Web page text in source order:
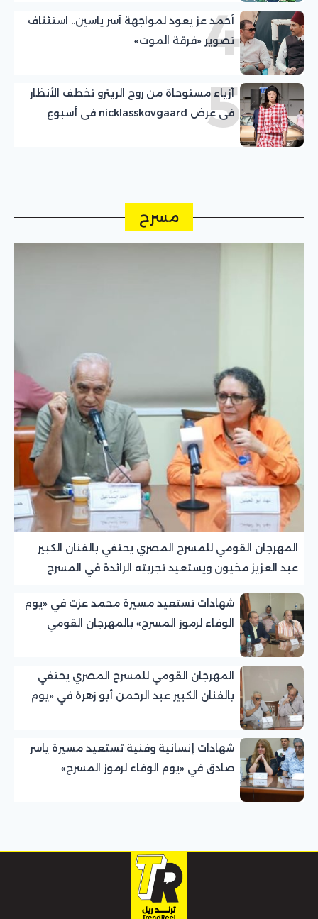
4
أحمد عز يعود لمواجهة آسر ياسين.. استئناف
تصوير «فرقة الموت»
5
أزياء مستوحاة من روح الريترو تخطف الأنظار
في عرض nicklasskovgaard في أسبوع
مسرح
المهرجان القومي للمسرح المصري يحتفي بالفنان الكبير
عبد العزيز مخيون ويستعيد تجربته الرائدة في المسرح
شهادات تستعيد مسيرة محمد عزت في «يوم
الوفاء لرموز المسرح» بالمهرجان القومي
المهرجان القومي للمسرح المصري يحتفي
بالفنان الكبير عبد الرحمن أبو زهرة في «يوم
شهادات إنسانية وفنية تستعيد مسيرة ياسر
صادق في «يوم الوفاء لرموز المسرح»